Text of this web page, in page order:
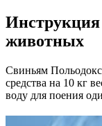
Инструкция
животных
Свиньям
средства на 10 кг
воду для поения